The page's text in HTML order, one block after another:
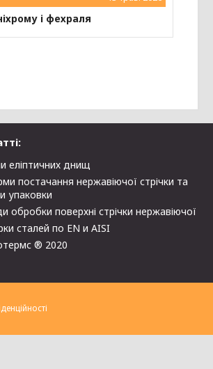
і фехраля
еліптичних днищ
постачання нержавіючої стрічки та
упаковки
обробки поверхні стрічки нержавіючої
сталей по EN и AISI
® 2020